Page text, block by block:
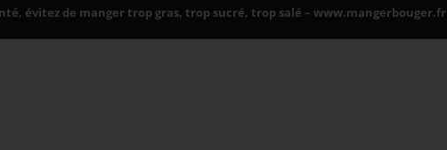
évitez de manger trop gras, trop sucré, trop salé – www.mangerbouger.fr